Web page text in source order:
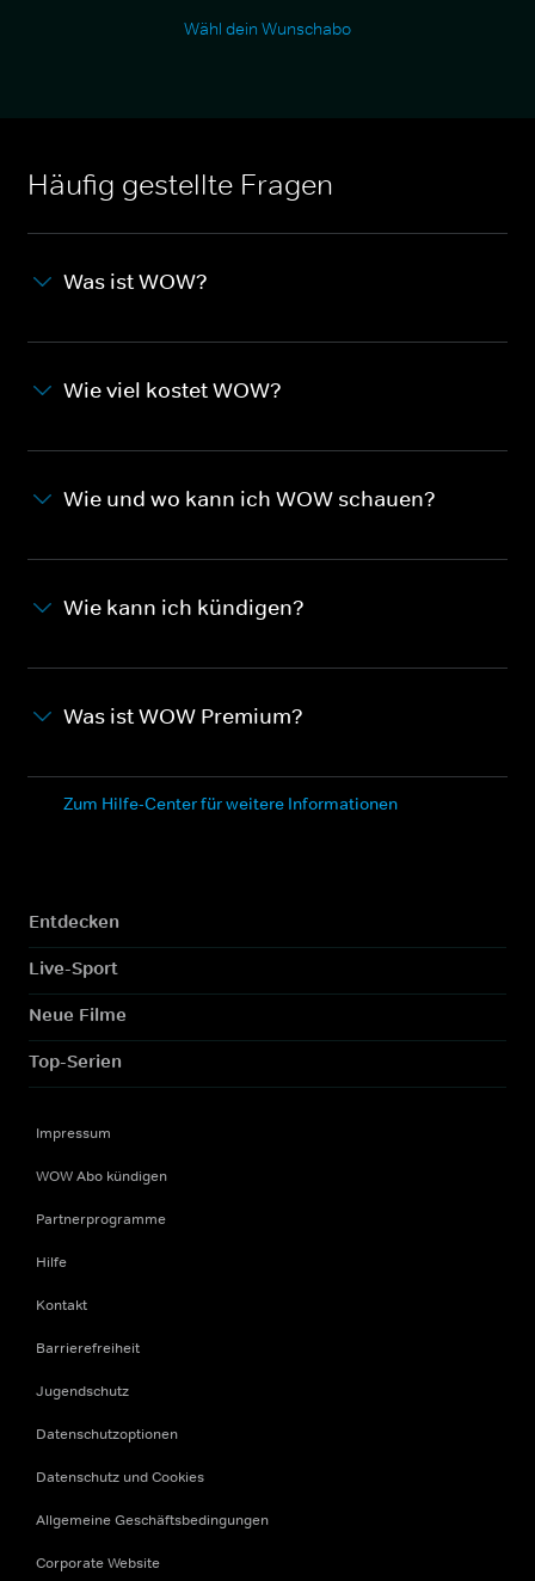
Wähl dein Wunschabo
Häufig gestellte Fragen
Was ist WOW?
Wie viel kostet WOW?
Wie und wo kann ich WOW schauen?
Wie kann ich kündigen?
Was ist WOW Premium?
Zum Hilfe-Center für weitere Informationen
Entdecken
Live-Sport
Neue Filme
Top-Serien
Impressum
WOW Abo kündigen
Partnerprogramme
Hilfe
Kontakt
Barrierefreiheit
Jugendschutz
Datenschutzoptionen
Datenschutz und Cookies
Allgemeine Geschäftsbedingungen
Corporate Website